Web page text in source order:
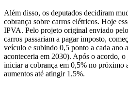
Além disso, os deputados decidiram
cobrança sobre carros elétricos. Hoje
IPVA. Pelo projeto original enviado
carros passariam a pagar imposto,
veículo e subindo 0,5 ponto a cada ano
aconteceria em 2030). Após o acordo,
iniciar a cobrança em 0,5% no próximo
aumentos até atingir 1,5%.